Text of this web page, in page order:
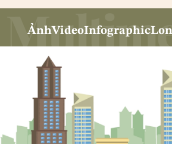
ẢnhVideoInfographic